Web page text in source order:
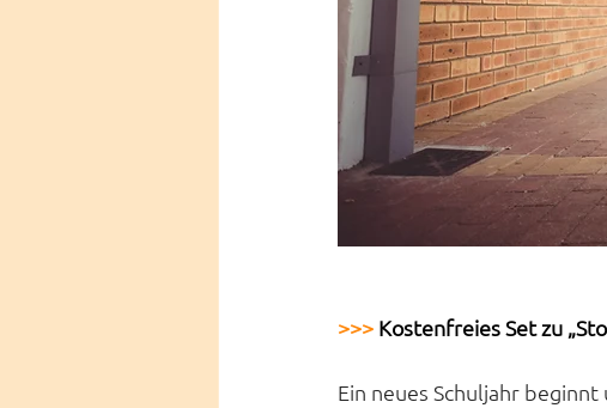
>>> Kostenfreies Set zu
Ein neues Schuljahr